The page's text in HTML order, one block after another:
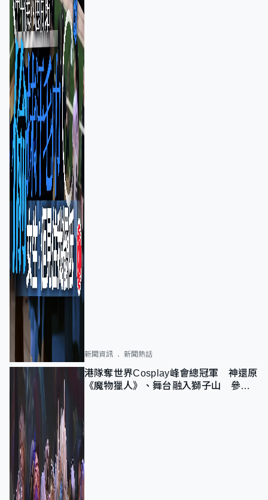
新聞資訊 新聞熱話
港隊奪世界Cosplay峰會總冠軍 神還原
《魔物獵人》、舞台融入獅子山 參賽